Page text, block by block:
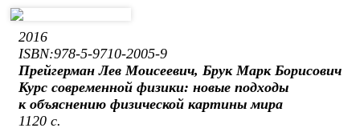
2016
ISBN:978-5-9710-2005-9
Прейгерман Лев Моисеевич, Брук Марк Борисович
Курс современной физики: новые подходы
к объяснению физической картины мира
1120 с.